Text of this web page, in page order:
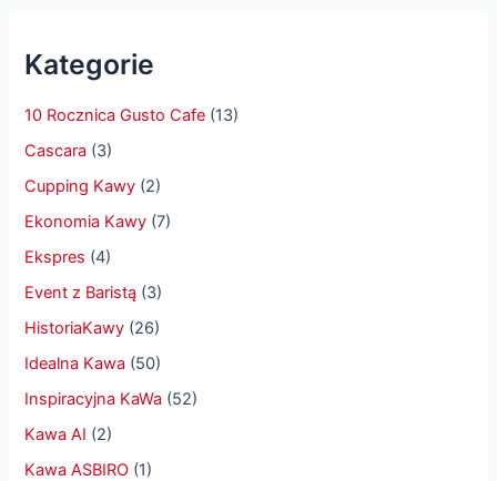
Kategorie
10 Rocznica Gusto Cafe (13)
Cascara (3)
Cupping Kawy (2)
Ekonomia Kawy (7)
Ekspres (4)
Event z Baristą (3)
HistoriaKawy (26)
Idealna Kawa (50)
Inspiracyjna KaWa (52)
Kawa AI (2)
Kawa ASBIRO (1)